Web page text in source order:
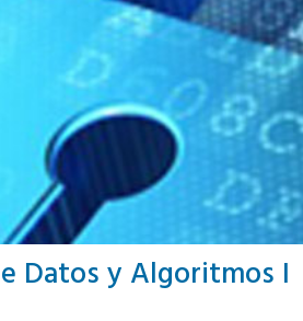
Datos y Algoritmos I